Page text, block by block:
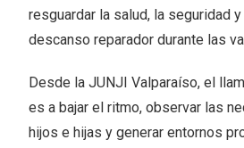
resguardar la salud, la seguridad
descanso reparador durante las
Desde la JUNJI Valparaíso, el
es a bajar el ritmo, observar las
hijos e hijas y generar entornos